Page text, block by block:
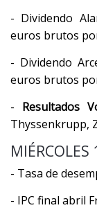
- Dividendo
euros brutos
- Dividendo
euros brutos
- Resultados
Thyssenkrupp,
MIÉRCOLES
- Tasa de
- IPC final abril